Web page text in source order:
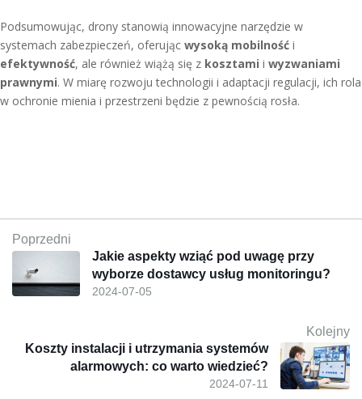
Podsumowując, drony stanowią innowacyjne narzędzie w
systemach zabezpieczeń, oferując wysoką mobilność i
efektywność, ale również wiążą się z kosztami i wyzwaniami
prawnymi. W miarę rozwoju technologii i adaptacji regulacji, ich rola
w ochronie mienia i przestrzeni będzie z pewnością rosła.
Poprzedni
2024-07-05
Jakie aspekty wziąć pod uwagę przy
wyborze dostawcy usług monitoringu?
Kolejny
2024-07-11
Koszty instalacji i utrzymania systemów
alarmowych: co warto wiedzieć?